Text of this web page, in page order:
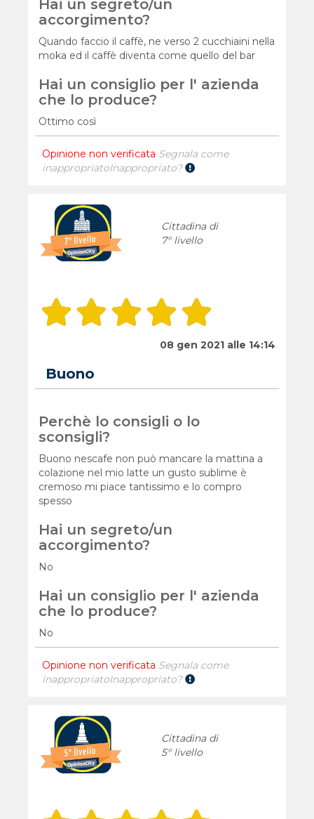
Hai un segreto/un
accorgimento?
Quando faccio il caffè, ne verso 2 cucchiaini nella
moka ed il caffè diventa come quello del bar
Hai un consiglio per l' azienda
che lo produce?
Ottimo così
Opinione non verificata Segnala come
inappropriatoInappropriato?
Cittadina di
7° livello
08 gen 2021 alle 14:14
Buono
Perchè lo consigli o lo
sconsigli?
Buono nescafe non può mancare la mattina a
colazione nel mio latte un gusto sublime è
cremoso mi piace tantissimo e lo compro
spesso
Hai un segreto/un
accorgimento?
No
Hai un consiglio per l' azienda
che lo produce?
No
Opinione non verificata Segnala come
inappropriatoInappropriato?
Cittadina di
5° livello